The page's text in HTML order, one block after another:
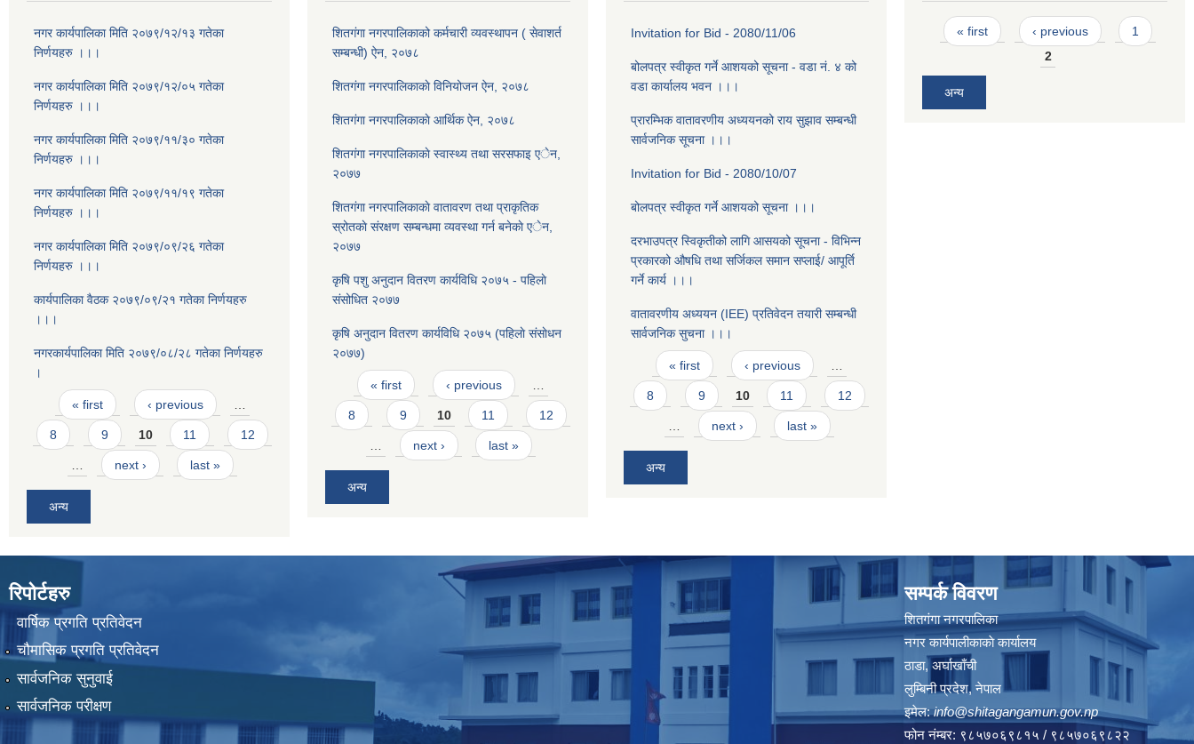
नगर कार्यपालिका मिति २०७९/१२/१३ गतेका
निर्णयहरु ।।।
नगर कार्यपालिका मिति २०७९/१२/०५ गतेका
निर्णयहरु ।।।
नगर कार्यपालिका मिति २०७९/११/३० गतेका
निर्णयहरु ।।।
नगर कार्यपालिका मिति २०७९/११/१९ गतेका
निर्णयहरु ।।।
नगर कार्यपालिका मिति २०७९/०९/२६ गतेका
निर्णयहरु ।।।
कार्यपालिका वैठक २०७९/०९/२१ गतेका निर्णयहरु
।।।
नगरकार्यपालिका मिति २०७९/०८/२८ गतेका निर्णयहरु
।
Pages
« first ‹ previous
8 9 10 11 12
next › last »
अन्य
शितगंगा नगरपालिकाको कर्मचारी व्यवस्थापन ( सेवाशर्त
सम्बन्धी) ऐन, २०७८
शितगंगा नगरपालिकाकाे विनियोजन ऐन, २०७८
शितगंगा नगरपालिकाकाे आर्थिक ऐन, २०७८
शितगंगा नगरपालिकाकाे स्वास्थ्य तथा सरसफाइ एेन,
२०७७
शितगंगा नगरपालिकाकाे वातावरण तथा प्राकृतिक
स्रोतकाे संरक्षण सम्बन्धमा व्यवस्था गर्न बनेकाे एेन,
२०७७
कृषि पशु अनुदान वितरण कार्यविधि २०७५ - पहिलाे
संसोधित २०७७
कृषि अनुदान वितरण कार्यविधि २०७५ (पहिलाे संसाेधन
२०७७)
Pages
« first ‹ previous
8 9 10 11 12
next › last »
अन्य
Invitation for Bid - 2080/11/06
बोलपत्र स्वीकृत गर्ने आशयको सूचना - वडा न‌ं. ४ को
वडा कार्यालय भवन ।।।
प्रारम्भिक वातावरणीय अध्ययनको राय सुझाव सम्बन्धी
सार्वजनिक सूचना ।।।
Invitation for Bid - 2080/10/07
बोलपत्र स्वीकृत गर्ने आशयको सूचना ।।।
दरभाउपत्र स्विकृतीको लागि आसयको सूचना - विभिन्न
प्रकारको औषधि तथा सर्जिकल समान सप्लाई/ आपूर्ति
गर्ने कार्य ।।।
वातावरणीय अध्ययन (IEE) प्रतिवेदन तयारी सम्बन्धी
सार्वजनिक सुचना ।।।
Pages
« first ‹ previous
8 9 10 11 12
next › last »
अन्य
Pages
« first ‹ previous
1
2
अन्य
रिपोर्टहरु
वार्षिक प्रगति प्रतिवेदन
चौमासिक प्रगति प्रतिवेदन
सार्वजनिक सुनुवाई
सार्वजनिक परीक्षण
सम्पर्क विवरण
शितगंगा नगरपालिका
नगर कार्यपालीकाकाे कार्यालय
ठाडा, अर्घाखाँची
लुम्बिनी प्रदेश, नेपाल
इमेल:info@shitagangamun.gov.np
फोन नंम्बर: ९८५७०६९८१५ / ९८५७०६९८२२